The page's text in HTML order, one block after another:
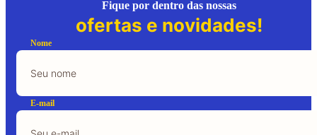
Fique por dentro das nossas
ofertas e novidades!
Nome
E-mail